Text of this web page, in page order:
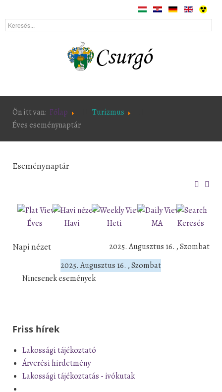
Ön itt van: Főlap
Turizmus
Éves eseménynaptár
Eseménynaptár
Éves Havi Heti MA Keresés
Napi nézet
2025. Augusztus 16. , Szombat
2025. Augusztus 16. , Szombat
Nincsenek események
Friss hírek
Lakossági tájékoztató
Árverési hirdetmény
Lakossági tájékoztatás - ivókutak